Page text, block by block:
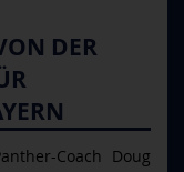
DER
Coach Doug